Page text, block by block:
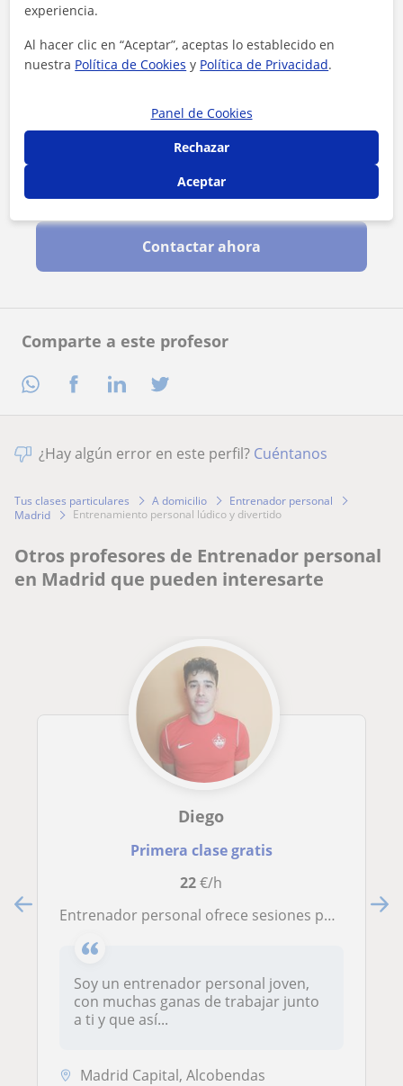
Comparte a este profesor
aviso legal
Contactar ahora
¿Hay algún error en este perfil? Cuéntanos
Tus clases particulares A domicilio
Entrenador personal
Madrid
entrenamiento personal lúdico y divertido
Otros profesores de Entrenador personal
en Madrid que pueden interesarte
Diego
Primera clase gratis
22€/h
Entrenador personal ofrece sesiones para todo tipo de objetivos y edades
Soy un entrenador personal joven,
con muchas ganas de trabajar junto
a ti y que así...
Madrid Capital, Alcobendas
experiencia.
Al hacer clic en “Aceptar”, aceptas lo establecido en
nuestra Política de Cookies y Política de Privacidad.
Panel de Cookies
Rechazar
Aceptar